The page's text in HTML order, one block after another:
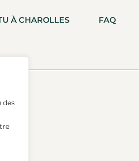
des
À CHAROLLES FAQ